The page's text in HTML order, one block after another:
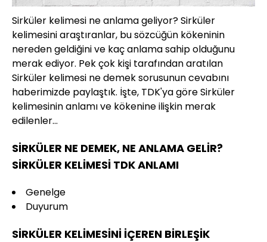
Sirküler kelimesi ne anlama geliyor? Sirküler
kelimesini araştıranlar, bu sözcüğün kökeninin
nereden geldiğini ve kaç anlama sahip olduğunu
merak ediyor. Pek çok kişi tarafından aratılan
Sirküler kelimesi ne demek sorusunun cevabını
haberimizde paylaştık. İşte, TDK'ya göre Sirküler
kelimesinin anlamı ve kökenine ilişkin merak
edilenler...
SİRKÜLER NE DEMEK, NE ANLAMA GELİR?
SİRKÜLER KELİMESİ TDK ANLAMI
Genelge
Duyurum
SİRKÜLER KELİMESİNİ İÇEREN BİRLEŞİK